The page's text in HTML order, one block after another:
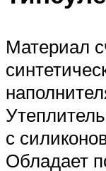
Материал
с
Обладает